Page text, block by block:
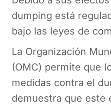
dumping está
bajo las leyes de
La Organización
(OMC) permite que
medidas contra el
demuestra que este